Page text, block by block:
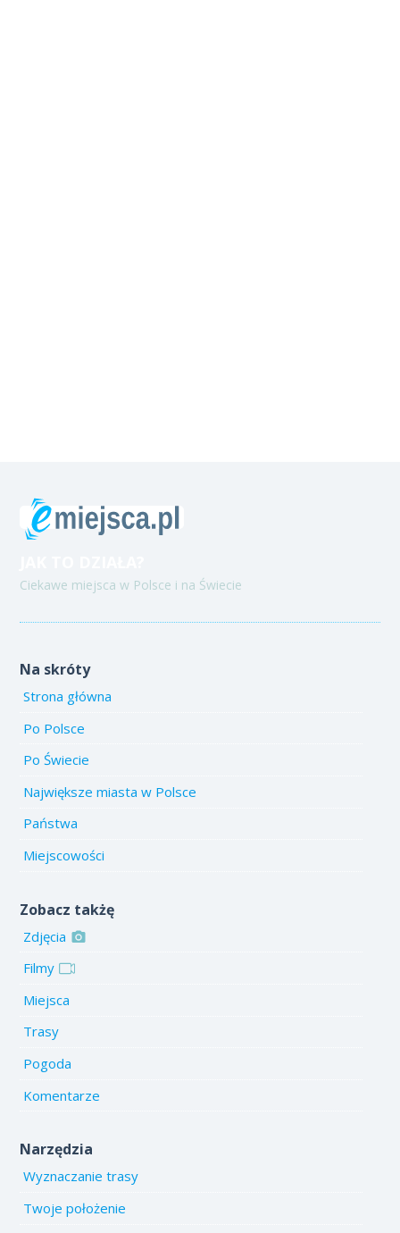
Ciekawe miejsca w Polsce i na Świecie
Na skróty
Strona główna
Po Polsce
Po Świecie
Największe miasta w Polsce
Państwa
Miejscowości
Zobacz takżę
Zdjęcia
Filmy
Miejsca
Trasy
Pogoda
Komentarze
Narzędzia
Wyznaczanie trasy
Twoje położenie